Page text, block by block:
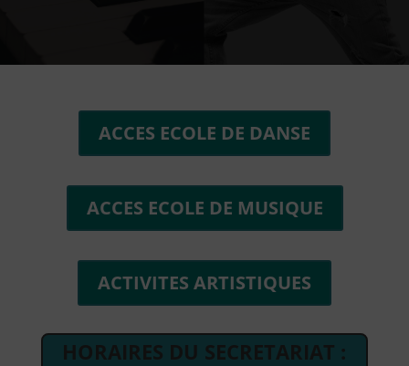
ACCES ECOLE DE DANSE
ACCES ECOLE DE MUSIQUE
ACTIVITES ARTISTIQUES
HORAIRES DU SECRETARIAT :